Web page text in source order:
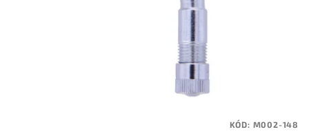
KÓD: M002-148